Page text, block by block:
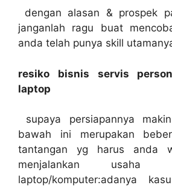
dengan alasan & prospek
janganlah ragu buat
anda telah punya skill
resiko bisnis servis
laptop
supaya persiapannya
bawah ini merupakan
tantangan yg harus anda
menjalankan usaha
laptop/komputer:adanya